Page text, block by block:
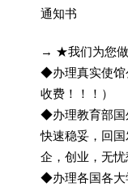
通知书
→ ★我们为您做
◆办理真实使馆
收费！！！）
◆办理教育部国
快速稳妥，回
企，创业，无
◆办理各国各大